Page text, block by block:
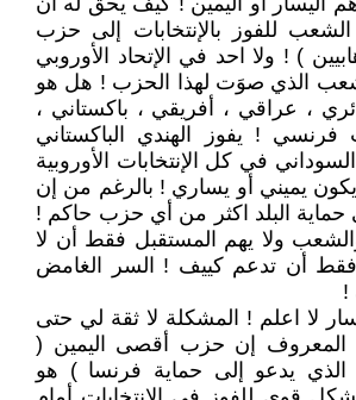
للفوز بالإنتخابات إلى حزب
) ! ولا احد في الإتحاد الأوروبي
الذي صوَت لهذا الحزب ! هل هو
، عراقي ، أفريقي ، باكستاني ،
! يفوز الهندي الباكستاني
في كل الإنتخابات الأوروبية
يميني أو يساري ! بالرغم من إن
حماية البلد اكثر من أي حزب حاكم !
ولا يهم المستقبل فقط أن لا
أن تدعم كييف ! السر الغامض
!
لا اعلم ! المشكلة لا ثقة لي حتى
إن حزب أقصى اليمين (
الذي يدعو إلى حماية فرنسا ) هو